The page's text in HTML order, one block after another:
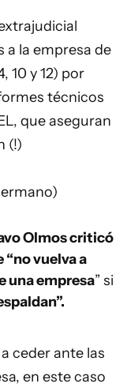
a la empresa de
10 y 12) por
técnicos
que aseguran
(!)
Olmos criticó
vuelva a
una empresa” si
ceder ante las
en este caso